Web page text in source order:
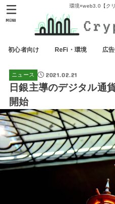
環境×web3.0【ク
初心者向け ReFi・環境 広
MENU
ニュース 2021.02.21
日銀主導のデジタル通
開始